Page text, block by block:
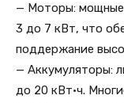
— Моторы: мощные
3 до 7 кВт, что
поддержание
— Аккумуляторы:
до 20 кВт·ч.